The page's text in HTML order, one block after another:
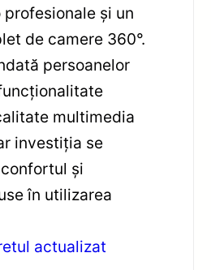
și un
de camere 360°.
persoanelor
multimedia
investiția se
și
în utilizarea
actualizat